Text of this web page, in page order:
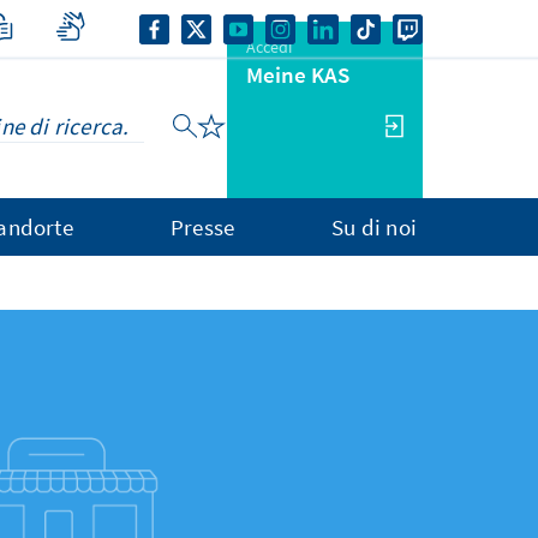
Accedi
Meine KAS
Presse Su di noi